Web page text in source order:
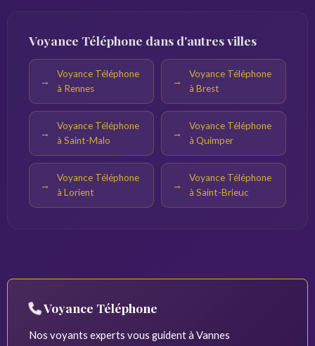
Voyance Téléphone dans d'autres villes
Voyance Téléphone
à Rennes
Voyance Téléphone
à Brest
Voyance Téléphone
à Saint-Malo
Voyance Téléphone
à Quimper
Voyance Téléphone
à Lorient
Voyance Téléphone
à Saint-Brieuc
Voyance Téléphone
Nos voyants experts vous guident à Vannes